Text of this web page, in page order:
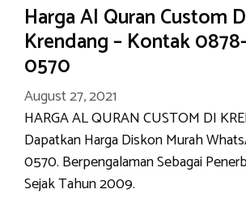
Harga Al Quran Custom
Krendang – Kontak
0570
August 27, 2021
HARGA AL QURAN CUSTOM DI
Dapatkan Harga Diskon Murah
0570. Berpengalaman Sebagai
Sejak Tahun 2009.